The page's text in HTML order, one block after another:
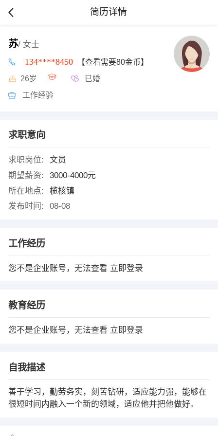
简历详情
苏/ 女士
134****8450 【查看需要80金币】
26岁 已婚
工作经验
求职意向
求职岗位:
文员
期望薪资:
3000-4000元
所在地点:
榄核镇
发布时间:
08-08
工作经历
您不是企业账号，无法查看 立即登录
教育经历
您不是企业账号，无法查看 立即登录
自我描述
善于学习，勤劳务实，刻苦钻研，适应能力强，能够在
很短时间内融入一个新的领域，适应他并把他做好。